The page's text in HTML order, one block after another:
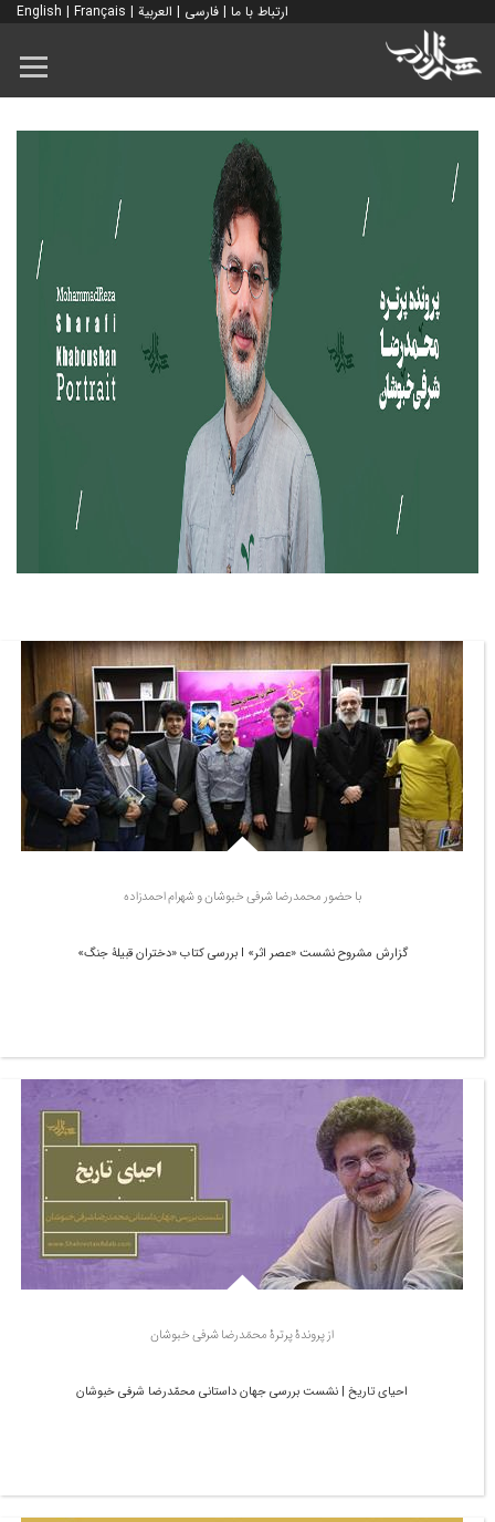
ارتباط با ما | فارسی | العربية |
English | Français
با حضور محمدرضا شرفی خبوشان و شهرام احمدزاده
گزارش مشروح نشست «عصر اثر» l بررسی کتاب «دختران قبیلۀ جنگ»
از پروندۀ پرترۀ محمّدرضا شرفی خبوشان
احیای تاریخ | نشست بررسی جهان داستانی محمّدرضا شرفی خبوشان